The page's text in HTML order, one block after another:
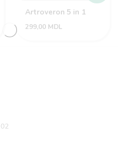
Artroveron 5 in 1
299,00 MDL